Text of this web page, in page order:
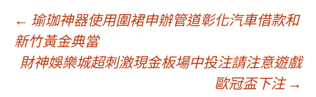
文
章
← 瑜珈神器使用圍裙申辦管道彰化汽車借款和
新竹黃金典當
財神娛樂城超刺激現金板場中投注請注意遊戲
歐冠盃下注 →